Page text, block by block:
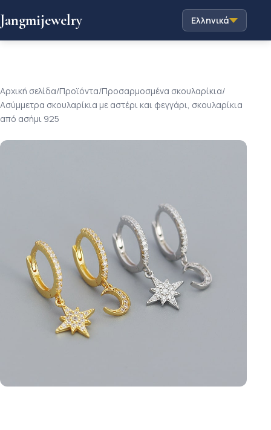
Jangmijewelry Ελληνικά
Αρχική σελίδα/Προϊόντα/Προσαρμοσμένα σκουλαρίκια/
Ασύμμετρα σκουλαρίκια με αστέρι και φεγγάρι, σκουλαρίκια
από ασήμι 925